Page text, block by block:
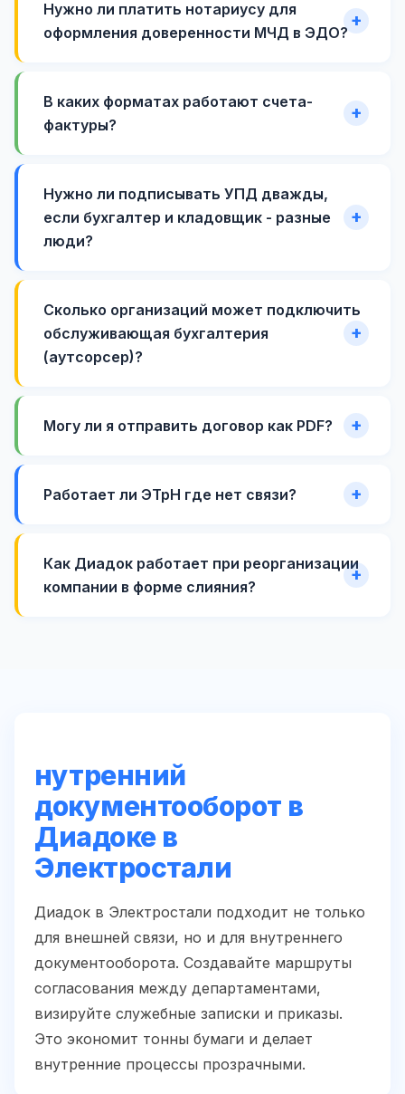
Нужно ли платить нотариусу для
оформления доверенности МЧД в ЭДО?
В каких форматах работают счета-
фактуры?
Нужно ли подписывать УПД дважды,
если бухгалтер и кладовщик - разные
люди?
Сколько организаций может подключить
обслуживающая бухгалтерия
(аутсорсер)?
Могу ли я отправить договор как PDF?
Работает ли ЭТрН где нет связи?
Как Диадок работает при реорганизации
компании в форме слияния?
нутренний
документооборот в
Диадоке в
Электростали
Диадок в Электростали подходит не только
для внешней связи, но и для внутреннего
документооборота. Создавайте маршруты
согласования между департаментами,
визируйте служебные записки и приказы.
Это экономит тонны бумаги и делает
внутренние процессы прозрачными.